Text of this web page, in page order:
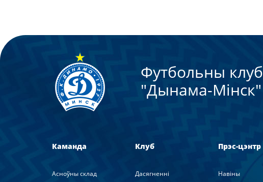
Футбольны клуб
"Дынама-Мiнск"
Каманда
Асноўны склад
Клуб
Дасягненні
Прэс-цэнтр
Навiны